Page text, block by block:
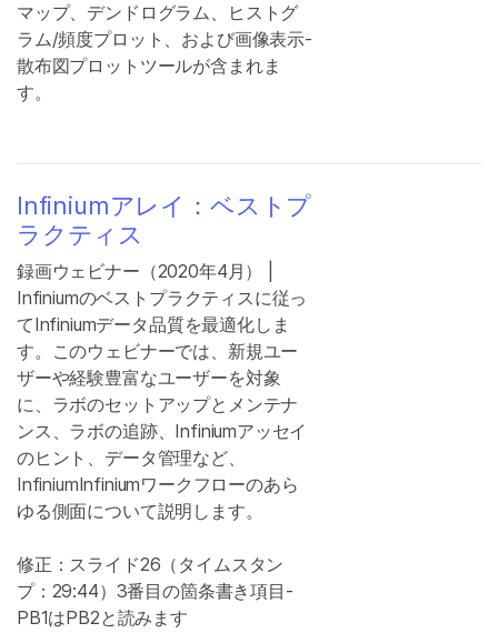
マップ、デンドログラム、ヒストグ
ラム/頻度プロット、および画像表示-
散布図プロットツールが含まれま
す。
Infiniumアレイ：ベストプ
ラクティス
録画ウェビナー（2020年4月） |
Infiniumのベストプラクティスに従っ
てInfiniumデータ品質を最適化しま
す。このウェビナーでは、新規ユー
ザーや経験豊富なユーザーを対象
に、ラボのセットアップとメンテナ
ンス、ラボの追跡、Infiniumアッセイ
のヒント、データ管理など、
InfiniumInfiniumワークフローのあら
ゆる側面について説明します。
修正：スライド26（タイムスタン
プ：29:44）3番目の箇条書き項目-
PB1はPB2と読みます